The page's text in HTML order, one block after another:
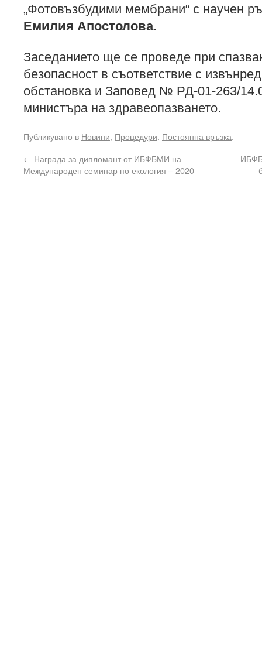
„Фотовъзбудими мембрани“ с научен
Емилия Апостолова.
Заседанието ще се проведе при
безопасност в съответствие с
обстановка и Заповед № РД-01-263/
министъра на здравеопазването.
Публикувано в Новини, Процедури. Постоянна връзка.
← Награда за дипломант от ИБФБМИ на
Международен семинар по екология – 2020